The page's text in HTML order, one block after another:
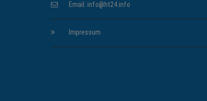
Email: info@ht24.info
Impressum